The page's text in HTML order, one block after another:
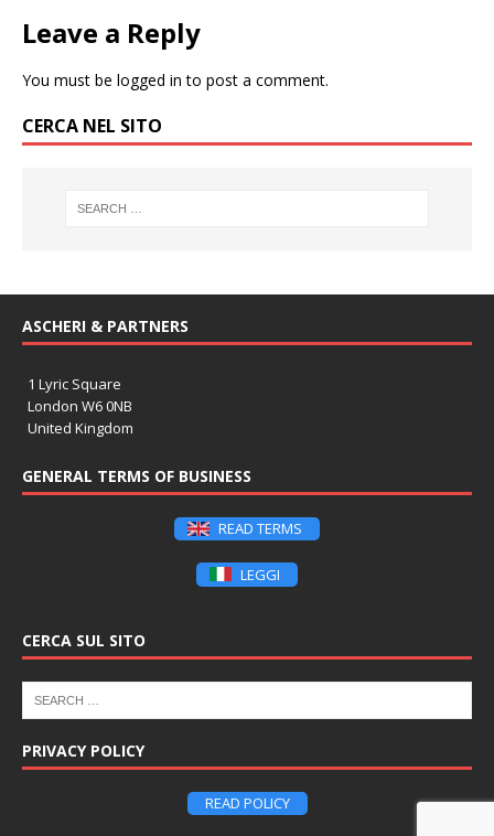
Leave a Reply
You must be logged in to post a comment.
CERCA NEL SITO
ASCHERI & PARTNERS
1 Lyric Square
London W6 0NB
United Kingdom
GENERAL TERMS OF BUSINESS
READ TERMS
LEGGI
CERCA SUL SITO
PRIVACY POLICY
READ POLICY